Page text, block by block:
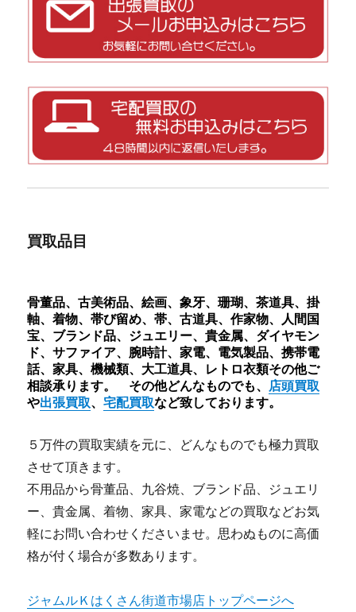
買取品目
骨董品、古美術品、絵画、象牙、珊瑚、茶道具、掛
軸、着物、帯び留め、帯、古道具、作家物、人間国
宝、ブランド品、ジュエリー、貴金属、ダイヤモン
ド、サファイア、腕時計、家電、電気製品、携帯電
話、家具、機械類、大工道具、レトロ衣類その他ご
相談承ります。 その他どんなものでも、 店頭買取
や出張買取、宅配買取など致しております。
５万件の買取実績を元に、どんなものでも極力買取
させて頂きます。
不用品から骨董品、九谷焼、ブランド品、ジュエリ
ー、貴金属、着物、家具、家電などの買取などお気
軽にお問い合わせくださいませ。思わぬものに高価
格が付く場合が多数あります。
ジャムルＫはくさん街道市場店トップページへ